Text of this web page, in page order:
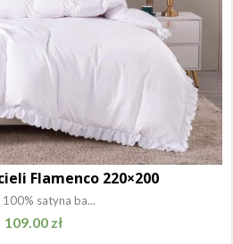
Flamenco 220×200
100% satyna ba...
109.00 zł